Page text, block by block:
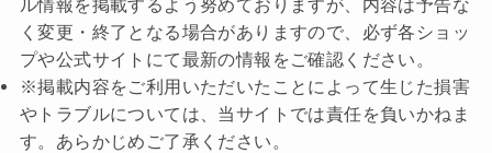
ル情報を掲載するよう努めておりますが、内容は予告な
く変更・終了となる場合がありますので、必ず各ショッ
プや公式サイトにて最新の情報をご確認ください。
※掲載内容をご利用いただいたことによって生じた損害
やトラブルについては、当サイトでは責任を負いかねま
す。あらかじめご了承ください。